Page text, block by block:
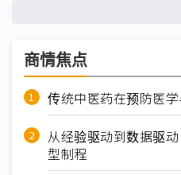
商情焦点
传统中医药在预防医
从经验驱动到数据驱
型制程